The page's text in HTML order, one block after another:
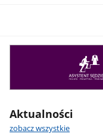
Aktualności
zobacz wszystkie